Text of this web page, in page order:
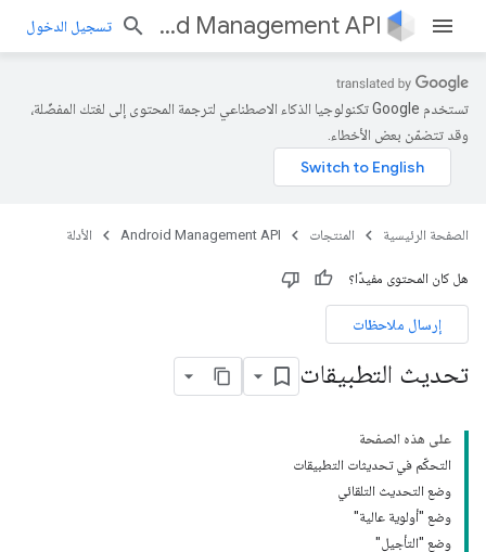
Android Management API تسجيل الدخول
تستخدم Google تكنولوجيا الذكاء الاصطناعي لترجمة المحتوى إلى لغتك المفضّلة،
وقد تتضمّن بعض الأخطاء.
الصفحة الرئيسية المنتجات Android Management API الأدلة
هل كان المحتوى مفيدًا؟
إرسال ملاحظات
تحديث التطبيقات
على هذه الصفحة
التحكّم في تحديثات التطبيقات
وضع التحديث التلقائي
وضع "أولوية عالية"
وضع "التأجيل"